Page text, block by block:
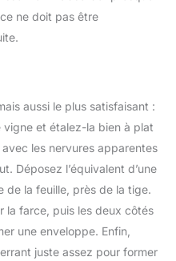
ne doit pas être
aussi le plus satisfaisant :
vigne et étalez-la bien à plat
les nervures apparentes
Déposez l’équivalent d’une
de la feuille, près de la tige.
la farce, puis les deux côtés
une enveloppe. Enfin,
juste assez pour former